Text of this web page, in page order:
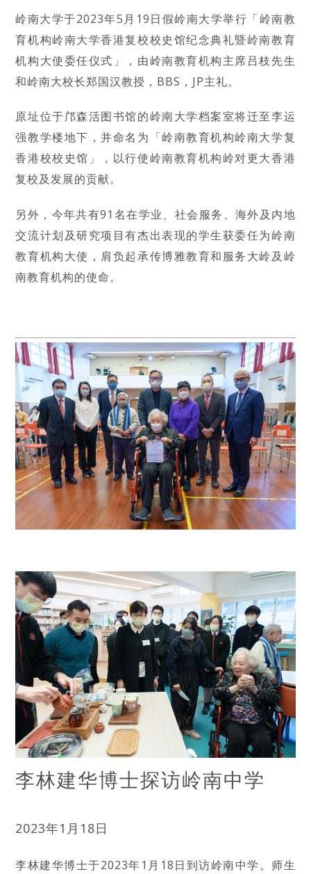
岭南大学于2023年5月19日假岭南大学举行「岭南教
育机构岭南大学香港复校校史馆纪念典礼暨岭南教育
机构大使委任仪式」，由岭南教育机构主席吕枝先生
和岭南大校长郑国汉教授，BBS，JP主礼。
原址位于邝森活图书馆的岭南大学档案室将迁至李运
强教学楼地下，并命名为「岭南教育机构岭南大学复
香港校校史馆」，以行使岭南教育机构岭对更大香港
复校及发展的贡献。
另外，今年共有91名在学业、社会服务、海外及内地
交流计划及研究项目有杰出表现的学生获委任为岭南
教育机构大使，肩负起承传博雅教育和服务大岭及岭
南教育机构的使命。
李林建华博士探访岭南中学
2023年1月18日
李林建华博士于2023年1月18日到访岭南中学。师生